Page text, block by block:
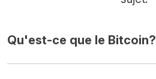
Qu'est-ce que le Bitcoin?